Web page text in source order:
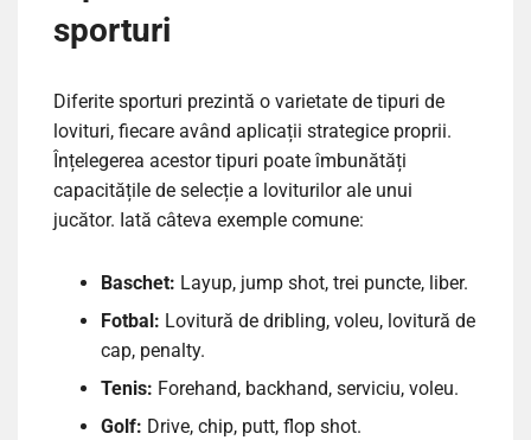
sporturi
Diferite sporturi prezintă o varietate de tipuri de
lovituri, fiecare având aplicații strategice proprii.
Înțelegerea acestor tipuri poate îmbunătăți
capacitățile de selecție a loviturilor ale unui
jucător. Iată câteva exemple comune:
Baschet: Layup, jump shot, trei puncte, liber.
Fotbal: Lovitură de dribling, voleu, lovitură de
cap, penalty.
Tenis: Forehand, backhand, serviciu, voleu.
Golf: Drive, chip, putt, flop shot.